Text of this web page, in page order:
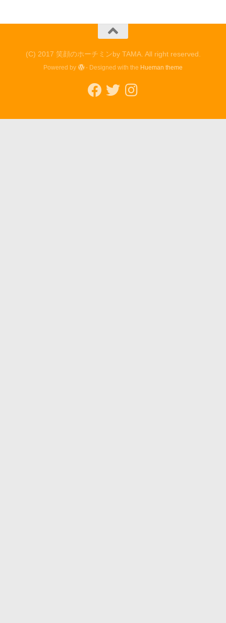
(C) 2017 笑顔のホーチミンby TAMA. All right reserved.
Powered by - Designed with the Hueman theme